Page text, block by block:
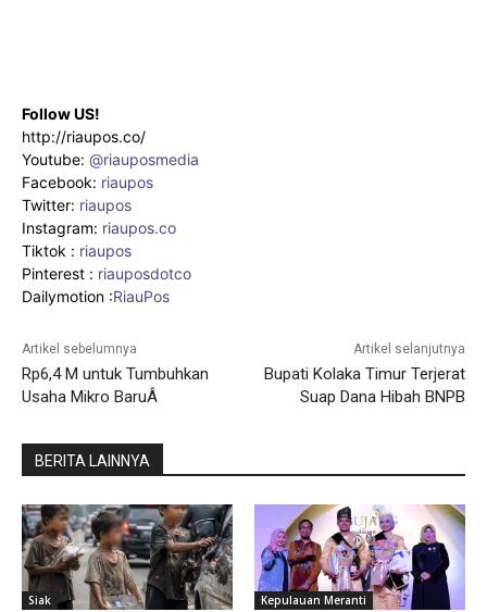
Follow US!
http://riaupos.co/
Youtube: @riauposmedia
Facebook: riaupos
Twitter: riaupos
Instagram: riaupos.co
Tiktok : riaupos
Pinterest : riauposdotco
Dailymotion :RiauPos
Artikel sebelumnya
Rp6,4 M untuk Tumbuhkan
Usaha Mikro BaruÂ
Artikel selanjutnya
Bupati Kolaka Timur Terjerat
Suap Dana Hibah BNPB
BERITA LAINNYA
Siak Kepulauan Meranti